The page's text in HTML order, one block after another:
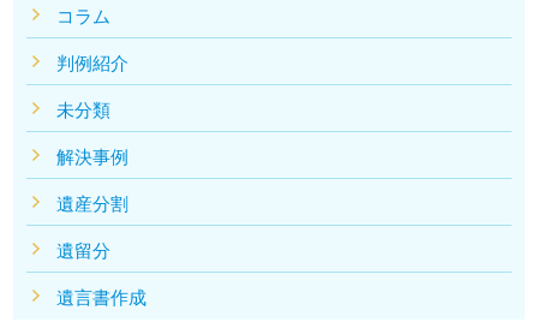
コラム
判例紹介
未分類
解決事例
遺産分割
遺留分
遺言書作成